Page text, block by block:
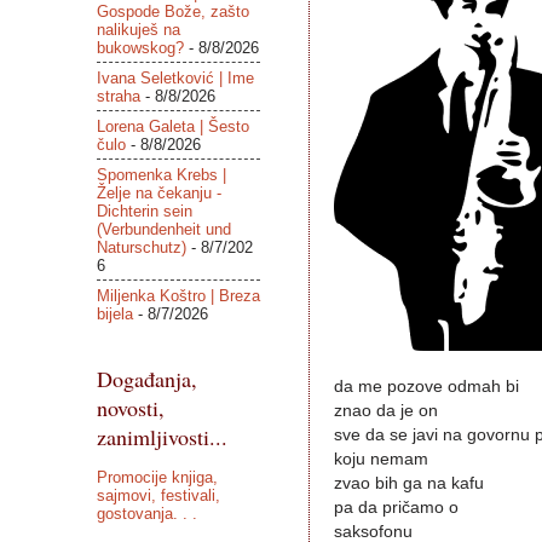
da me pozove odmah bi
znao da je on
sve da se javi na govornu
koju nemam
zvao bih ga na kafu
pa da pričamo o
saksofonu
Gospode Bože, zašto
nalikuješ na
bukowskog?- 8/8/2026
Ivana Seletković | Ime
straha- 8/8/2026
Lorena Galeta | Šesto
čulo- 8/8/2026
Spomenka Krebs |
Želje na čekanju -
Dichterin sein
(Verbundenheit und
Naturschutz)- 8/7/202
6
Miljenka Koštro | Breza
bijela- 8/7/2026
Događanja,
novosti,
zanimljivosti...
Promocije knjiga,
sajmovi, festivali,
gostovanja. . .